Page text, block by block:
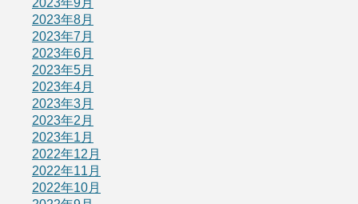
2023年9月
2023年8月
2023年7月
2023年6月
2023年5月
2023年4月
2023年3月
2023年2月
2023年1月
2022年12月
2022年11月
2022年10月